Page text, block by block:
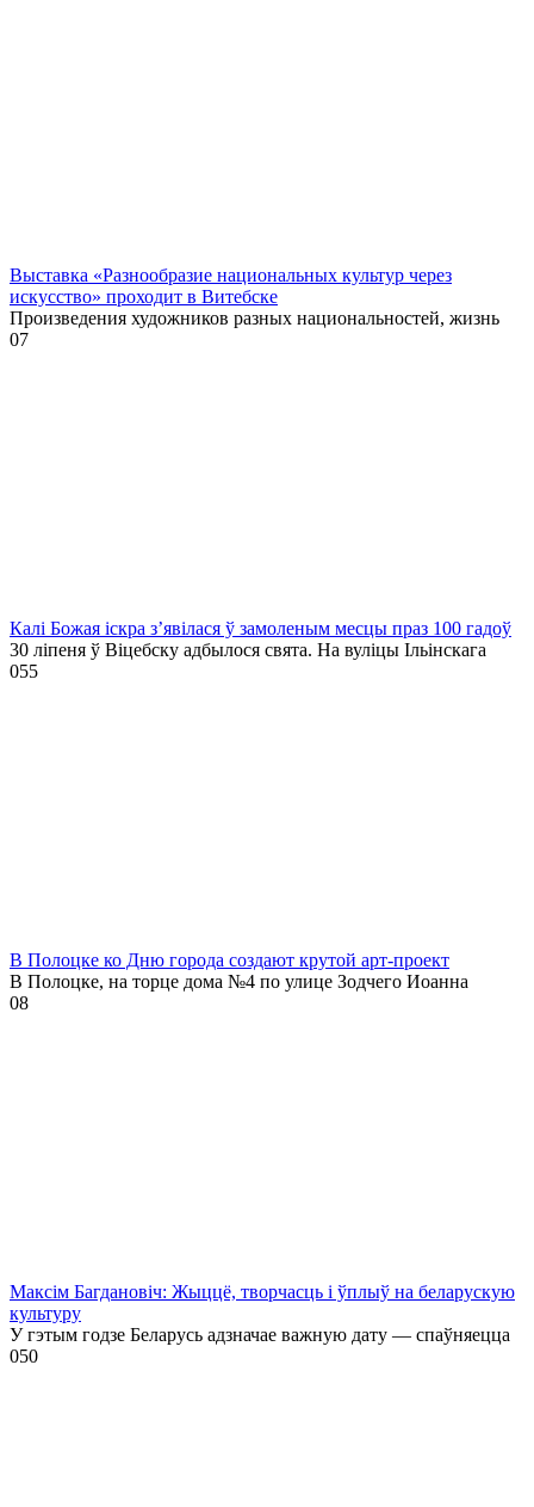
Выставка «Разнообразие национальных культур через
искусство» проходит в Витебске
Произведения художников разных национальностей, жизнь
07
Калі Божая іскра з’явілася ў замоленым месцы праз 100 гадоў
30 ліпеня ў Віцебску адбылося свята. На вуліцы Ільінскага
055
В Полоцке ко Дню города создают крутой арт-проект
В Полоцке, на торце дома №4 по улице Зодчего Иоанна
08
Максім Багдановіч: Жыццё, творчасць і ўплыў на беларускую
культуру
У гэтым годзе Беларусь адзначае важную дату — спаўняецца
050